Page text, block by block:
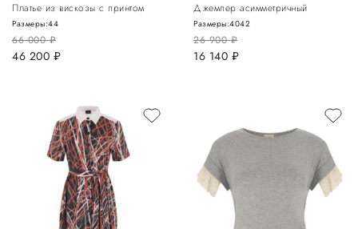
Платье из вискозы с принтом
66 000руб.
46 200 руб.
Размеры:44
Джемпер асимметричный
26 900руб.
16 140 руб.
Размеры:4042